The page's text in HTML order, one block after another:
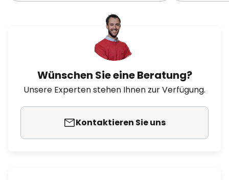
Wünschen Sie eine Beratung?
Unsere Experten stehen Ihnen zur Verfügung.
Kontaktieren Sie uns